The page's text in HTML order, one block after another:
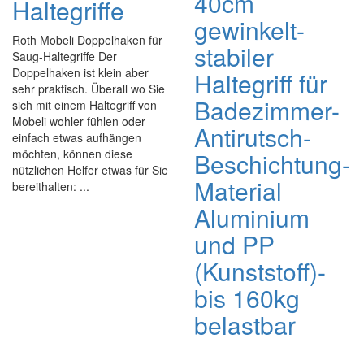
Haltegriffe
Roth Mobeli Doppelhaken für
Saug-Haltegriffe Der
Doppelhaken ist klein aber
sehr praktisch. Überall wo Sie
sich mit einem Haltegriff von
Mobeli wohler fühlen oder
einfach etwas aufhängen
möchten, können diese
nützlichen Helfer etwas für Sie
bereithalten: ...
gewinkelt-
stabiler
Haltegriff für
Badezimmer-
Antirutsch-
Beschichtung-
Material
Aluminium
und PP
(Kunststoff)-
bis 160kg
belastbar